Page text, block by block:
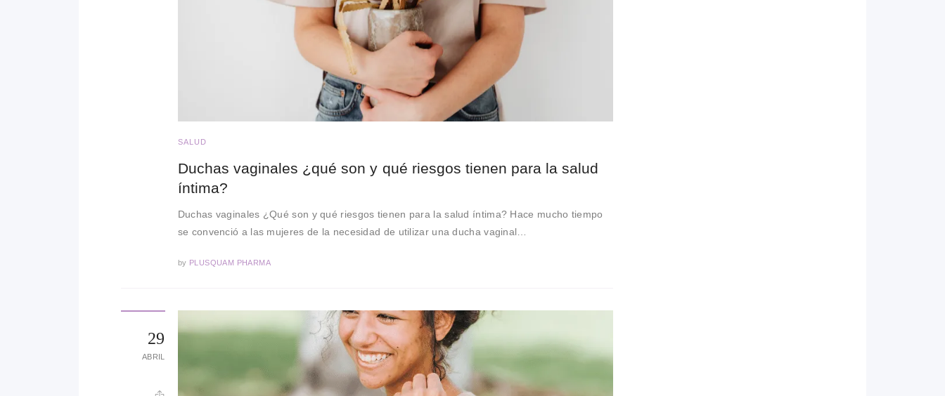
SALUD
Duchas vaginales ¿qué son y qué riesgos tienen para la salud
íntima?
Duchas vaginales ¿Qué son y qué riesgos tienen para la salud íntima? Hace mucho tiempo
se convenció a las mujeres de la necesidad de utilizar una ducha vaginal…
by PLUSQUAM PHARMA
29
ABRIL